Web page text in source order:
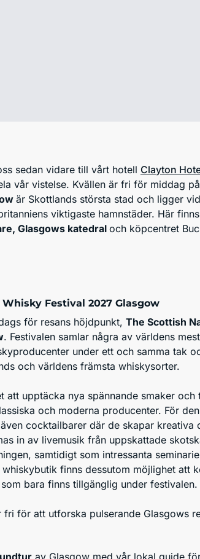
sedan vidare till vårt hotell Clayton
vår vistelse. Kvällen är fri för middag
är Skottlands största stad och ligger
viktigaste hamnstäder. Här finns
Glasgows katedraloch köpcentret
Festival 2027 Glasgow
för resans höjdpunkt, The Scottish
. Festivalen samlar några av världens
under ett och samma tak
och världens främsta whiskysorter.
att upptäcka nya spännande smaker och
och moderna producenter. För
cocktailbarer där de skapar kreativa
in av livemusik från uppskattade
samtidigt som intressanta
finns dessutom möjlighet att
bara finns tillgänglig under festivalen.
fri för att utforska pulserande Glasgows
av Glasgow med vår lokal guide